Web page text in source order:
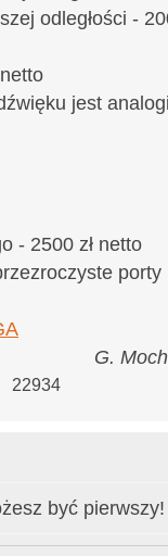
odległości -
jest
- 2500 zł netto
porty
G.
22934
być pierwszy!